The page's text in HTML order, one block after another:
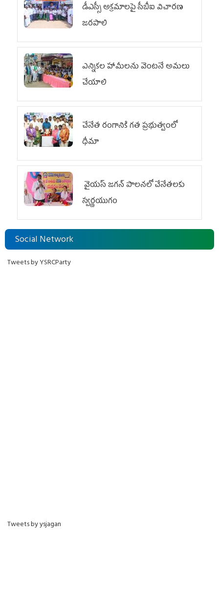
డీఎస్సీ అక్రమాలపై సీబీఐ విచారణ
జరపాలి
ఎన్నికల హామీలను వెంటనే అమలు
చేయాలి
చేనేత రంగానికి గత ప్రభుత్వంలో
ధీమా
వైయ‌స్ జగన్ పాలనలో చేనేతలకు
స్వర్ణయుగం
Social Network
Tweets by YSRCParty
Tweets by ysjagan